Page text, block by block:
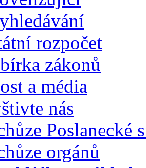
rozpočet
zákonů
a média
nás
Poslanecké
orgánů